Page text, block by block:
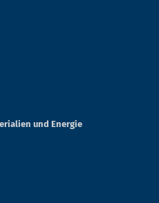
und Energie